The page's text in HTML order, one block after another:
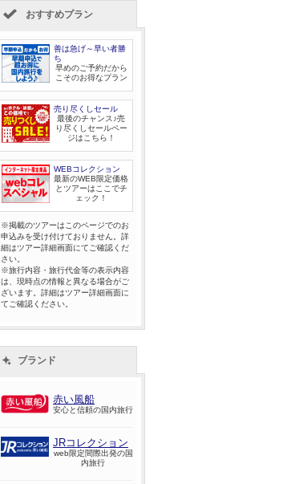
おすすめプラン
善は急げ～早い者勝
ち
早めのご予約だから
こそのお得なプラン
売り尽くしセール
最後のチャンス♪売
り尽くしセールペー
ジはこちら！
WEBコレクション
最新のWEB限定価格
とツアーはここでチ
ェック！
※掲載のツアーはこのページでのお
申込みを受け付けておりません。詳
細はツアー詳細画面にてご確認くだ
さい。
※旅行内容・旅行代金等の表示内容
は、現時点の情報と異なる場合がご
ざいます。詳細はツアー詳細画面に
てご確認ください。
ブランド
赤い風船
安心と信頼の国内旅行
JRコレクション
web限定間際出発の国
内旅行